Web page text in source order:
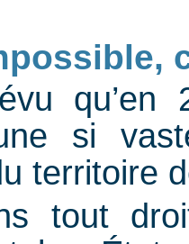
qu’en
si
territoire
tout